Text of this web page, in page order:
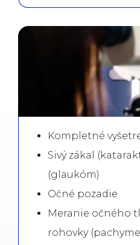
Kompletné
Sivý zákal
(glaukóm)
Očné pozadie
Meranie očného
rohovky